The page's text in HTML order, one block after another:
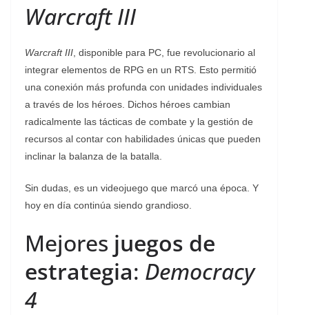
Warcraft III
Warcraft III , disponible para PC, fue revolucionario al
integrar elementos de RPG en un RTS. Esto permitió
una conexión más profunda con unidades individuales
a través de los héroes. Dichos héroes cambian
radicalmente las tácticas de combate y la gestión de
recursos al contar con habilidades únicas que pueden
inclinar la balanza de la batalla.
Sin dudas, es un videojuego que marcó una época. Y
hoy en día continúa siendo grandioso.
Mejores juegos de
estrategia: Democracy
4